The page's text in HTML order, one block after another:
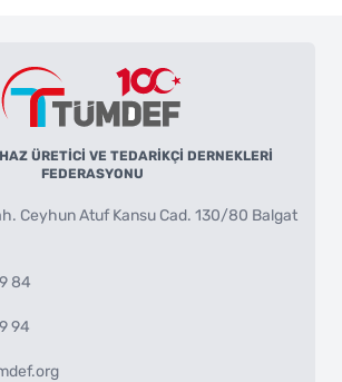
ÜRETİCİ VE TEDARİKÇİ DERNEKLERİ
FEDERASYONU
Ceyhun Atuf Kansu Cad. 130/80 Balgat
84
94